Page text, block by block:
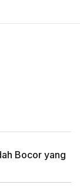
Bocor yang